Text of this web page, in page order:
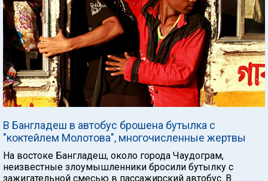
В Бангладеш в автобус брошена бутылка с
"коктейлем Молотова", многочисленные жертвы
На востоке Бангладеш, около города Чаудограм,
неизвестные злоумышленники бросили бутылку с
зажигательной смесью в пассажирский автобус. В